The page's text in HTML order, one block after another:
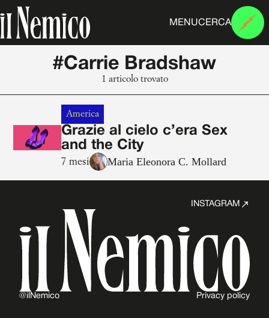
MENUCERCA
#Carrie Bradshaw
1 articolo trovato
America
Grazie al cielo c’era Sex
and the City
7 mesi Maria Eleonora C. Mollard
INSTAGRAM
@ilNemico Privacy policy